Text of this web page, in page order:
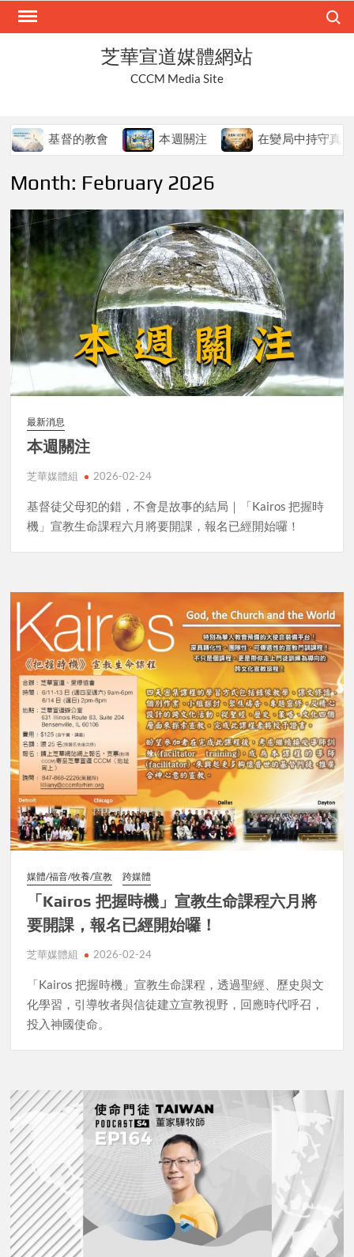
Skip
芝華宣道媒體網站
CCCM Media Site
的教會 本週關注 在變局中持守真道 本
Month: February 2026
最新消息
本週關注
芝華媒體組 2026-02-24
基督徒父母犯的錯，不會是故事的結局｜「Kairos 把握時
機」宣教生命課程六月將要開課，報名已經開始囉！
媒體/福音/牧養/宣教 跨媒體
「Kairos 把握時機」宣教生命課程六月將
要開課，報名已經開始囉！
芝華媒體組 2026-02-24
「Kairos 把握時機」宣教生命課程，透過聖經、歷史與文
化學習，引導牧者與信徒建立宣教視野，回應時代呼召，
投入神國使命。